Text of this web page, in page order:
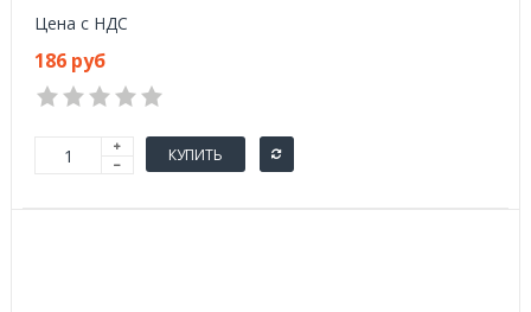
Цена с НДС
186 руб
КУПИТЬ